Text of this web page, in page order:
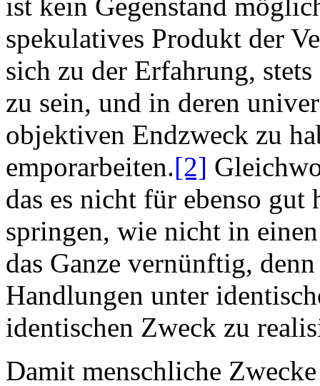
ist kein Gegenstand
spekulatives Produkt der
sich zu der Erfahrung,
zu sein, und in deren
objektiven Endzweck zu
emporarbeiten.[2]
das es nicht für ebenso
springen, wie nicht in
das Ganze vernünftig,
Handlungen unter
identischen Zweck zu
Damit menschliche